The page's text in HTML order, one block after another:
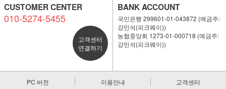
CUSTOMER CENTER
010-5274-5455
고객센터
연결하기
BANK ACCOUNT
국민은행 299601-01-043872 (예금주:
강민석(피크웨이))
농협중앙회 1273-01-000718 (예금주:
강민석(피크웨이))
PC 버전 이용안내 고객센터